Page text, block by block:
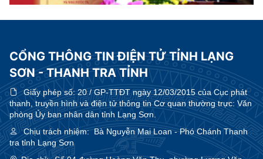
CỔNG THÔNG TIN ĐIỆN TỬ TỈNH LẠNG
SƠN - THANH TRA TỈNH
Giấy phép số:20 / GP-TTĐT ngày 12/03/2015 của Cục phát
thanh, truyền hình và điện tử thông tin Cơ quan thường trực: Văn
phòng Ủy ban nhân dân tỉnh Lạng Sơn.
Chịu trách nhiệm:Bà Nguyễn Mai Loan - Phó Chánh Thanh
tra tỉnh Lạng Sơn